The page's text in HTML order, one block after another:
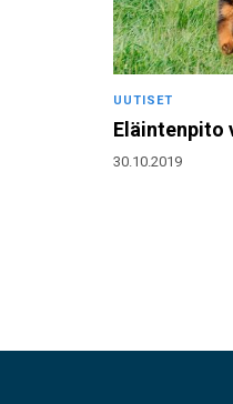
UUTISET
Eläintenpito
30.10.2019